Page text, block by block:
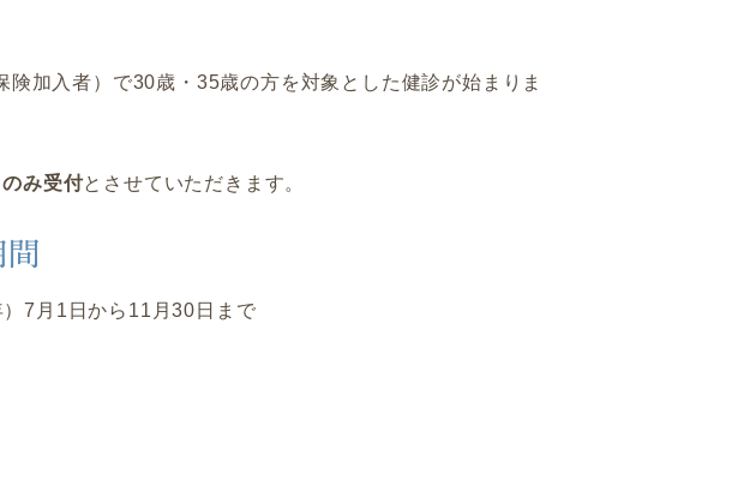
加入者）で30歳・35歳の方を対象とした健診が始まりま
み受付とさせていただきます。
）7月1日から11月30日まで